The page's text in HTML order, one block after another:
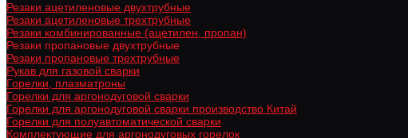
Резаки ацетиленовые двухтрубные
Резаки ацетиленовые трехтрубные
Резаки комбинированные (ацетилен, пропан)
Резаки пропановые двухтрубные
Резаки пропановые трехтрубные
Рукав для газовой сварки
Горелки, плазматроны
Горелки для аргонодуговой сварки
Горелки для аргонодуговой сварки производство Китай
Горелки для полуавтоматической сварки
Комплектующие для аргонодуговых горелок